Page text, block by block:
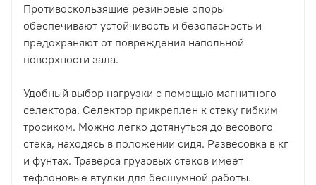
Противоскользящие резиновые опоры
обеспечивают устойчивость и безопасность и
предохраняют от повреждения напольной
поверхности зала.
Удобный выбор нагрузки с помощью магнитного
селектора. Селектор прикреплен к стеку гибким
тросиком. Можно легко дотянуться до весового
стека, находясь в положении сидя. Развесовка в кг
и фунтах. Траверса грузовых стеков имеет
тефлоновые втулки для бесшумной работы.